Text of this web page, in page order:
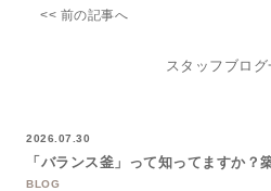
<< 前の記事へ
スタッフブロ
2026.07.30
「バランス釜」って知ってますか？
BLOG